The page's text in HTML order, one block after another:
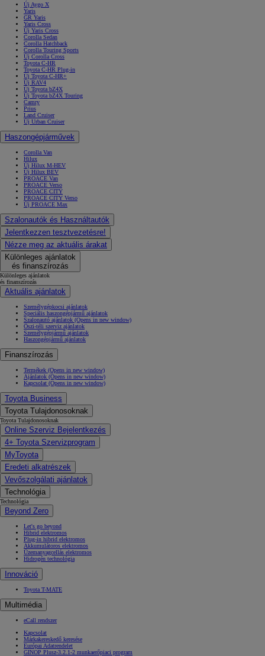
Új Aygo X
Yaris
GR Yaris
Yaris Cross
Új Yaris Cross
Corolla Sedan
Corolla Hatchback
Corolla Touring Sports
Új Corolla Cross
Toyota C-HR
Toyota C-HR Plug-in
Új Toyota C-HR+
Új RAV4
Új Toyota bZ4X
Új Toyota bZ4X Touring
Camry
Prius
Land Cruiser
Új Urban Cruiser
Haszongépjárművek
Corolla Van
Hilux
Új Hilux M-HEV
Új Hilux BEV
PROACE Van
PROACE Verso
PROACE CITY
PROACE CITY Verso
Új PROACE Max
Szalonautók és Használtautók
Jelentkezzen tesztvezetésre!
Nézze meg az aktuális árakat
Különleges ajánlatok
és finanszírozás
Különleges ajánlatok
és finanszírozás
Aktuális ajánlatok
Személygépkocsi ajánlatok
Speciális haszongépjármű ajánlatok
Szalonautó ajánlatok (Opens in new window)
Őszi-téli szerviz ajánlatok
Személygépjármű ajánlatok
Haszongépjármű ajánlatok
Finanszírozás
Termékek (Opens in new window)
Ajánlatok (Opens in new window)
Kapcsolat (Opens in new window)
Toyota Business
Toyota Tulajdonosoknak
Toyota Tulajdonosoknak
Online Szerviz Bejelentkezés
4+ Toyota Szervizprogram
MyToyota
Eredeti alkatrészek
Vevőszolgálati ajánlatok
Technológia
Technológia
Beyond Zero
Let's go beyond
Hibrid elektromos
Plug-in hibrid elektromos
Akkumulátoros elektromos
Üzemanyagcellás elektromos
Hidrogén technológia
Innováció
Toyota T-MATE
Multimédia
eCall rendszer
Kapcsolat
Márkakereskedő keresése
Európai Adatrendelet
GINOP Plusz-3.2.1-2 munkaerőpiaci program